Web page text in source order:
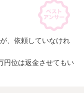
、依頼していなけれ
円位は返金させてもい